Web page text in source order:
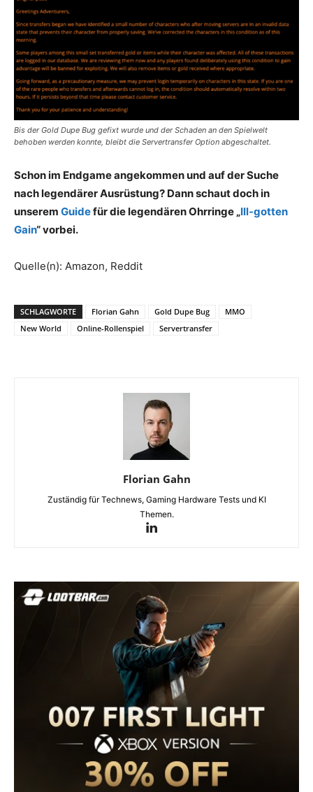
Bis der Gold Dupe Bug gefixt wurde und der Schaden an den Spielwelt
behoben werden konnte, bleibt die Servertransfer Option abgeschaltet.
Schon im Endgame angekommen und auf der Suche
nach legendärer Ausrüstung? Dann schaut doch in
unserem Guidefür die legendären Ohrringe „Ill-gotten
Gain“ vorbei.
Quelle(n): Amazon, Reddit
SCHLAGWORTE Florian Gahn Gold Dupe Bug
MMO
New World
Online-Rollenspiel Servertransfer
Florian Gahn
Zuständig für Technews, Gaming Hardware Tests und KI
Themen.